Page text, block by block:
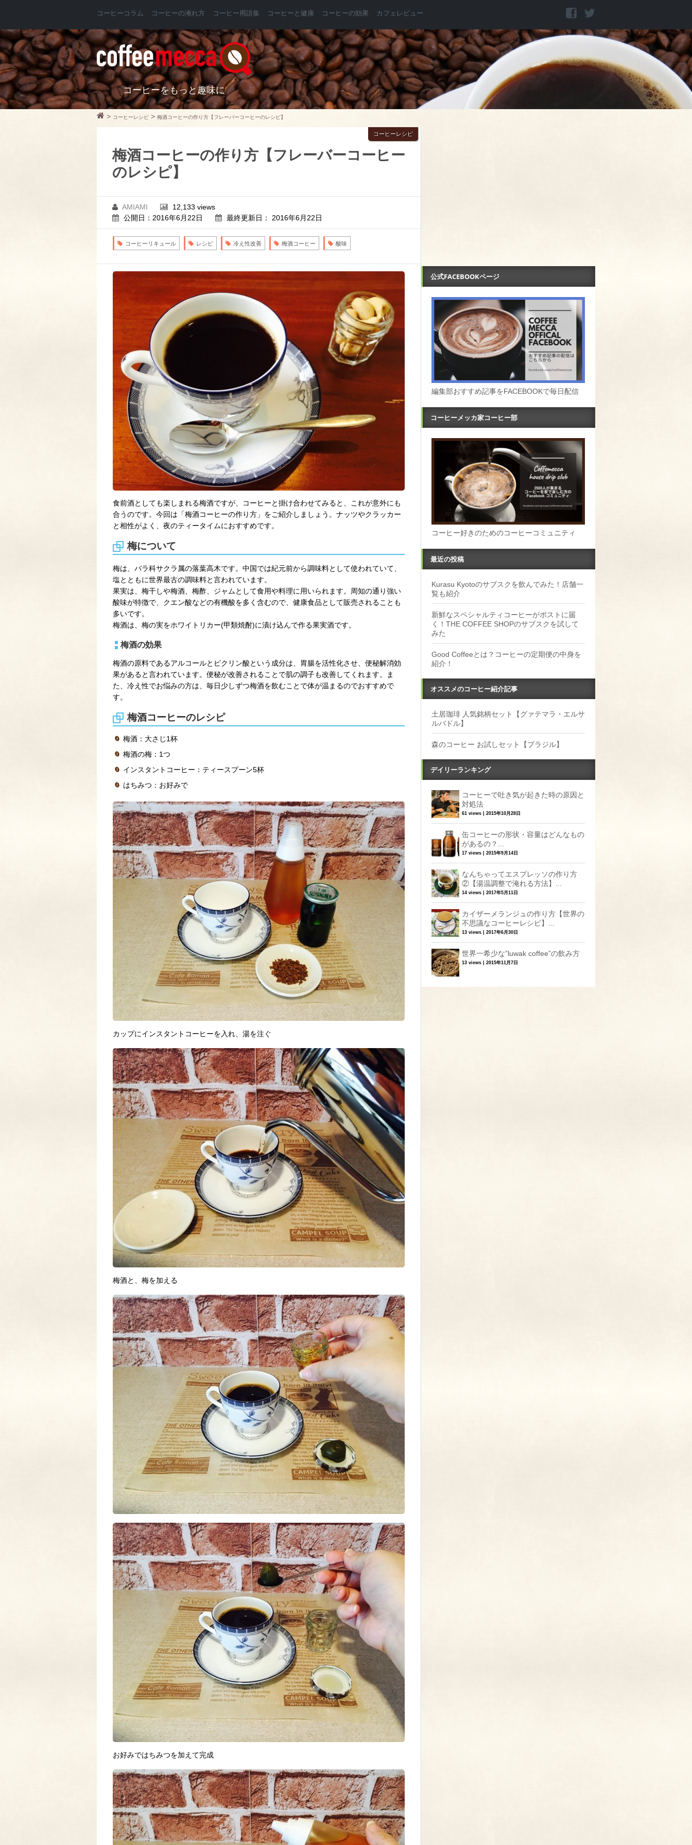
コーヒーコラム コーヒーの淹れ方 コーヒー用語集 コーヒーと健康 コーヒーの効果 カフェレビュー
コーヒーをもっと趣味に
> コーヒーレシピ > 梅酒コーヒーの作り方【フレーバーコーヒーのレシピ】
梅酒コーヒーの作り方【フレーバーコーヒー
のレシピ】
コーヒーレシピ
AMIAMI
12,133 views
公開日：2016年6月22日
最終更新日： 2016年6月22日
コーヒーリキュール レシピ 冷え性改善 梅酒コーヒー 酸味
食前酒としても楽しまれる梅酒ですが、コーヒーと掛け合わせてみると、これが意外にも
合うのです。今回は「梅酒コーヒーの作り方」をご紹介しましょう。ナッツやクラッカー
と相性がよく、夜のティータイムにおすすめです。
梅について
梅は、バラ科サクラ属の落葉高木です。中国では紀元前から調味料として使われていて、
塩とともに世界最古の調味料と言われています。
果実は、梅干しや梅酒、梅酢、ジャムとして食用や料理に用いられます。周知の通り強い
酸味が特徴で、クエン酸などの有機酸を多く含むので、健康食品として販売されることも
多いです。
梅酒は、梅の実をホワイトリカー(甲類焼酎)に漬け込んで作る果実酒です。
梅酒の効果
梅酒の原料であるアルコールとピクリン酸という成分は、胃腸を活性化させ、便秘解消効
果があると言われています。便秘が改善されることで肌の調子も改善してくれます。ま
た、冷え性でお悩みの方は、毎日少しずつ梅酒を飲むことで体が温まるのでおすすめで
す。
梅酒コーヒーのレシピ
梅酒：大さじ1杯
梅酒の梅：1つ
インスタントコーヒー：ティースプーン5杯
はちみつ：お好みで
カップにインスタントコーヒーを入れ、湯を注ぐ
梅酒と、梅を加える
お好みではちみつを加えて完成
公式FACEBOOKページ
編集部おすすめ記事をFACEBOOKで毎日配信
コーヒーメッカ家コーヒー部
コーヒー好きのためのコーヒーコミュニティ
最近の投稿
Kurasu Kyotoのサブスクを飲んでみた！店舗一
覧も紹介
新鮮なスペシャルティコーヒーがポストに届
く！THE COFFEE SHOPのサブスクを試して
みた
Good Coffeeとは？コーヒーの定期便の中身を
紹介！
オススメのコーヒー紹介記事
土居珈琲 人気銘柄セット【グァテマラ・エルサ
ルバドル】
森のコーヒー お試しセット【ブラジル】
デイリーランキング
コーヒーで吐き気が起きた時の原因と
対処法
61 views 2015年10月28日
缶コーヒーの形状・容量はどんなもの
があるの？...
17 views 2015年9月14日
なんちゃってエスプレッソの作り方
②【湯温調整で淹れる方法】...
14 views 2017年5月11日
カイザーメランジュの作り方【世界の
不思議なコーヒーレシピ】...
13 views 2017年6月30日
世界一希少な”luwak coffee”の飲み方
13 views 2015年11月7日